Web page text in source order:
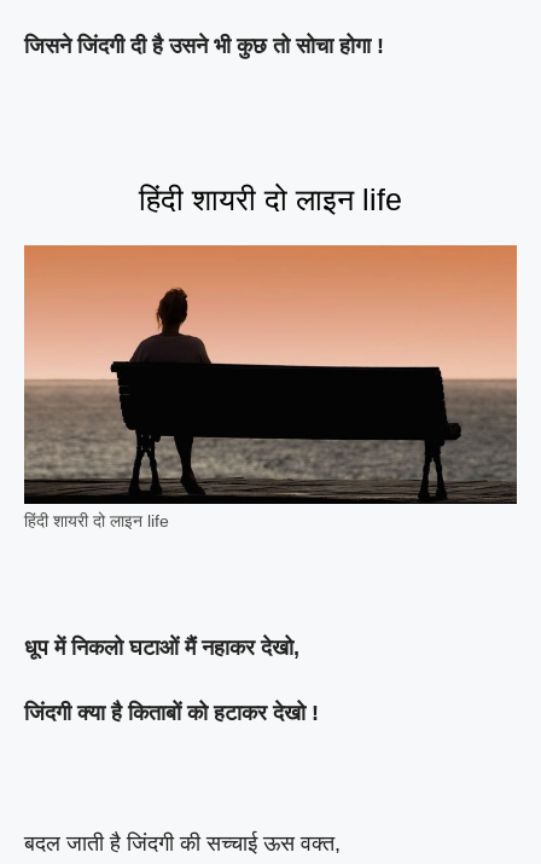
जिसने जिंदगी दी है उसने भी कुछ तो सोचा होगा !
हिंदी शायरी दो लाइन life
हिंदी शायरी दो लाइन life
धूप में निकलो घटाओं मैं नहाकर देखो,
जिंदगी क्या है किताबों को हटाकर देखो !
बदल जाती है जिंदगी की सच्चाई ऊस वक्त,